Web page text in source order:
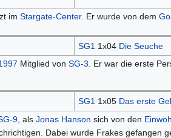
im Stargate-Center. Er wurde von dem
SG1 1x04 Die Seuche
Mitglied von SG-3 . Er war die erste
SG1 1x05 Das erste
9, als Jonas Hanson sich von den
Dabei wurde Frakes gefangen